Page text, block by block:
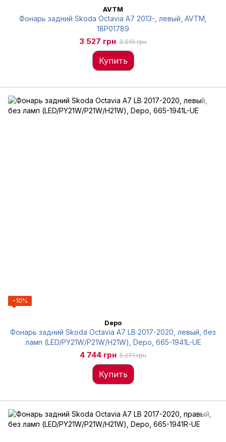
AVTM
Фонарь задний Skoda Octavia A7 2013-, левый, AVTM,
18P01789
3 527 грн 3 919 грн
Купить
−10%
Depo
Фонарь задний Skoda Octavia A7 LB 2017-2020, левый, без
ламп (LED/PY21W/P21W/H21W), Depo, 665-1941L-UE
4 744 грн 5 271 грн
Купить